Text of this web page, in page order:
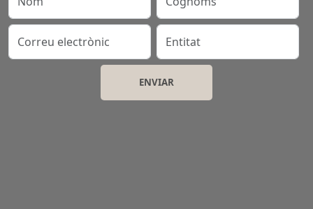
Correu electrònic Entitat